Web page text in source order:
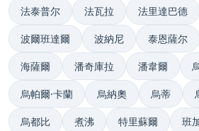
法泰普尔 法瓦拉 法里達巴德
波爾班達爾 波納尼 泰恩薩尔
海薩爾 潘奇庫拉 潘韋爾
烏帕爾·卡蘭 烏納奧 烏蒂
烏都比 煮沸 特里蘇爾 班